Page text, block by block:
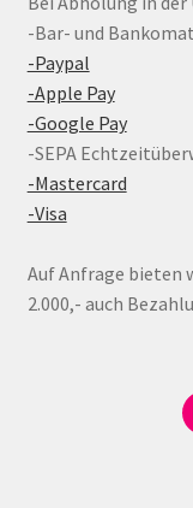
-Bar- und
-Paypal
-Apple Pay
-Google Pay
-SEPA
-Mastercard
-Visa
Auf Anfrage bieten
2.000,- auch